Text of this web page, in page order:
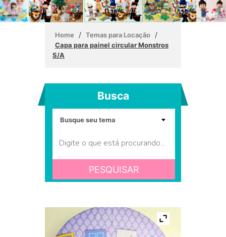
Home / Temas para Locação /
Capa para painel circular Monstros
S/A
Busca
PESQUISAR